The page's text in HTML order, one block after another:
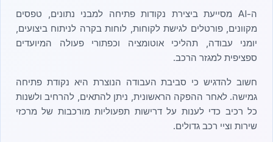
ה-AI מסייעת ביצירת נקודות פתיחה למבני נתונים, טפסים
מקוונים, פורטלים לגישת לקוחות, לוחות בקרה לניתוח ביצועים,
יומני עבודה, תהליכי אוטומציה וכפתורי פעולה המיועדים
ספציפית למגזר הרכב.
חשוב להדגיש כי סביבת העבודה הנוצרת היא נקודת פתיחה
גמישה. לאחר ההפקה הראשונית, ניתן להתאים, להרחיב ולשנות
כל רכיב כדי לענות על דרישות תפעוליות מורכבות של מרכזי
שירות וציי רכב גדולים.